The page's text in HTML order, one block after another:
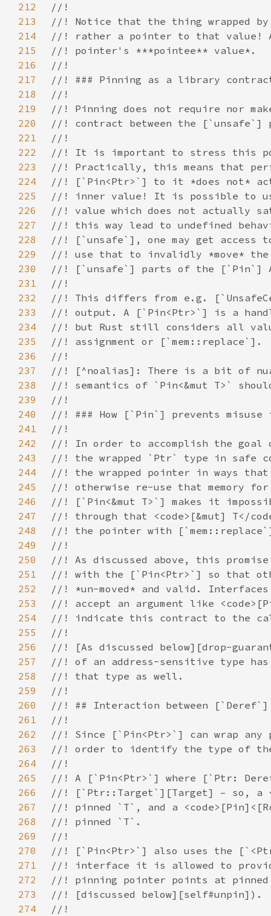
212
213
214
215
216
217
218
219
220
221
222
223
224
225
226
227
228
229
230
231
232
233
234
235
236
237
238
239
240
241
242
243
244
245
246
247
248
249
250
251
252
253
254
255
256
257
258
259
260
261
262
263
264
265
266
267
268
269
270
271
272
273
274